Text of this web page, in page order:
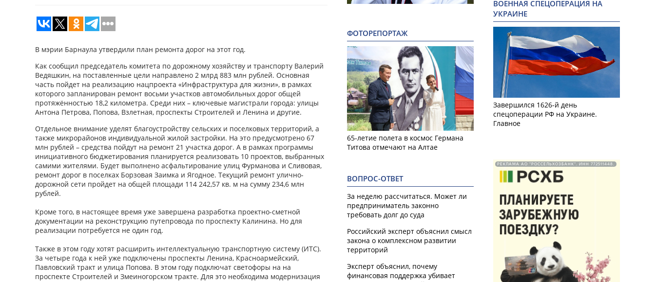
В мэрии Барнаула утвердили план ремонта дорог на этот год.
Как сообщил председатель комитета по дорожному хозяйству и транспорту Валерий
Ведяшкин, на поставленные цели направлено 2 млрд 883 млн рублей. Основная
часть пойдет на реализацию нацпроекта «Инфраструктура для жизни», в рамках
которого запланирован ремонт восьми участков автомобильных дорог общей
протяжённостью 18,2 километра. Среди них – ключевые магистрали города: улицы
Антона Петрова, Попова, Взлетная, проспекты Строителей и Ленина и другие.
Отдельное внимание уделят благоустройству сельских и поселковых территорий, а
также микрорайонов индивидуальной жилой застройки. На это предусмотрено 67
млн рублей – средства пойдут на ремонт 21 участка дорог. А в рамках программы
инициативного бюджетирования планируется реализовать 10 проектов, выбранных
самими жителями. Будет выполнено асфальтирование улиц Фурманова и Сливовая,
ремонт дорог в поселках Борзовая Заимка и Ягодное. Текущий ремонт улично-
дорожной сети пройдет на общей площади 114 242,57 кв. м на сумму 234,6 млн
рублей.
Кроме того, в настоящее время уже завершена разработка проектно-сметной
документации на реконструкцию путепровода по проспекту Калинина. Но для
реализации потребуется не один год.
Также в этом году хотят расширить интеллектуальную транспортную систему (ИТС).
За четыре года к ней уже подключены проспекты Ленина, Красноармейский,
Павловский тракт и улица Попова. В этом году подключат светофоры на на
проспекте Строителей и Змеиногорском тракте. Для это необходима модернизация
ФОТОРЕПОРТАЖ
65-летие полета в космос Германа
Титова отмечают на Алтае
ВОПРОС-ОТВЕТ
За неделю рассчитаться. Может ли
предприниматель законно
требовать долг до суда
Российский эксперт объяснил смысл
закона о комплексном развитии
территорий
Эксперт объяснил, почему
финансовая поддержка убивает
ВОЕННАЯ СПЕЦОПЕРАЦИЯ НА
УКРАИНЕ
Завершился 1626-й день
спецоперации РФ на Украине.
Главное
РЕКЛАМА АО "РОССЕЛЬХОЗБАНК". ИНН 772511448.